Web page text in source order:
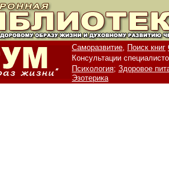
Саморазвитие, Поиск книг
Консультации
Психология; Здоровое
Эзотерика